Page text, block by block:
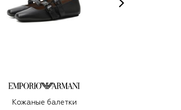
Кожаные балетки